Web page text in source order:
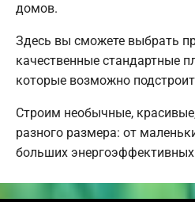
домов.
Здесь вы сможете выбрать
качественные стандартные
которые возможно
Строим необычные,
разного размера: от
больших